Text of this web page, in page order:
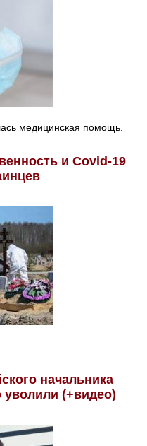
медицинская помощь.
и Covid-19
начальника
уволили (+видео)